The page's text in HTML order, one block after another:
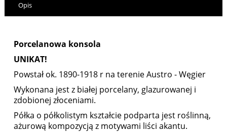
Opis
Porcelanowa konsola
UNIKAT!
Powstał ok. 1890-1918 r na terenie Austro - Węgier
Wykonana jest z białej porcelany, glazurowanej i
zdobionej złoceniami.
Półka o półkolistym kształcie podparta jest roślinną,
ażurową kompozycją z motywami liści akantu.